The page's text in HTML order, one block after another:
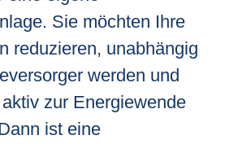
Sie möchten Ihre
reduzieren, unabhängig
werden und
zur Energiewende
ist eine